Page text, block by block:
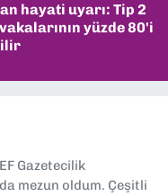
hayati uyarı: Tip 2
yüzde 80'i
Gazetecilik
mezun oldum. Çeşitli